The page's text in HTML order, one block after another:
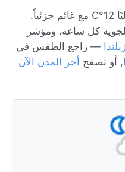
الطقس المباشر في أوكلاند، حاليًا 12°C مع غائم جزئياً.
الجوية كل ساعة، ومؤشر
— راجع الطقس في
, أو تصفح أحر المدن الآن